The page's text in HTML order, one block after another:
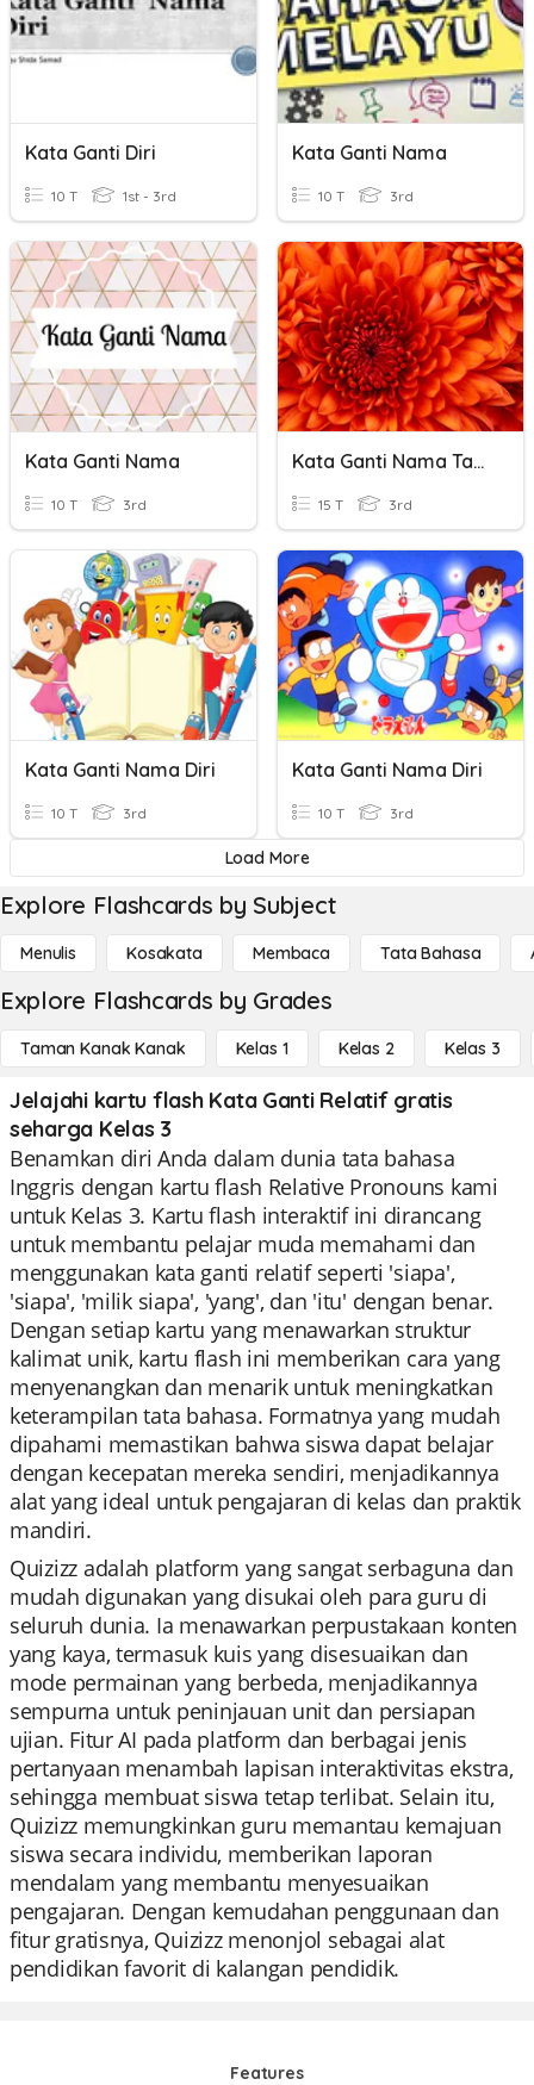
Kata Ganti Diri
10 T 1st - 3rd
Kata Ganti Nama
10 T 3rd
Kata Ganti Nama
10 T 3rd
Kata Ganti Nama Tahun 3
15 T 3rd
Kata Ganti Nama Diri
10 T 3rd
Kata Ganti Nama Diri
10 T 3rd
Load More
Explore Flashcards by Subject
Menulis Kosakata Membaca Tata Bahasa
Explore Flashcards by Grades
Taman Kanak Kanak Kelas 1 Kelas 2 Kelas 3
Jelajahi kartu flash Kata Ganti Relatif gratis
seharga Kelas 3
Benamkan diri Anda dalam dunia tata bahasa
Inggris dengan kartu flash Relative Pronouns kami
untuk Kelas 3. Kartu flash interaktif ini dirancang
untuk membantu pelajar muda memahami dan
menggunakan kata ganti relatif seperti 'siapa',
'siapa', 'milik siapa', 'yang', dan 'itu' dengan benar.
Dengan setiap kartu yang menawarkan struktur
kalimat unik, kartu flash ini memberikan cara yang
menyenangkan dan menarik untuk meningkatkan
keterampilan tata bahasa. Formatnya yang mudah
dipahami memastikan bahwa siswa dapat belajar
dengan kecepatan mereka sendiri, menjadikannya
alat yang ideal untuk pengajaran di kelas dan praktik
mandiri.
Quizizz adalah platform yang sangat serbaguna dan
mudah digunakan yang disukai oleh para guru di
seluruh dunia. Ia menawarkan perpustakaan konten
yang kaya, termasuk kuis yang disesuaikan dan
mode permainan yang berbeda, menjadikannya
sempurna untuk peninjauan unit dan persiapan
ujian. Fitur AI pada platform dan berbagai jenis
pertanyaan menambah lapisan interaktivitas ekstra,
sehingga membuat siswa tetap terlibat. Selain itu,
Quizizz memungkinkan guru memantau kemajuan
siswa secara individu, memberikan laporan
mendalam yang membantu menyesuaikan
pengajaran. Dengan kemudahan penggunaan dan
fitur gratisnya, Quizizz menonjol sebagai alat
pendidikan favorit di kalangan pendidik.
Features